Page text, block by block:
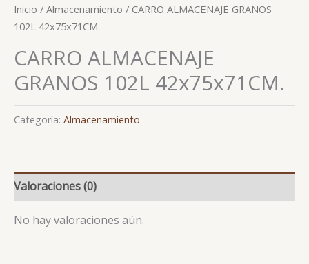
Inicio / Almacenamiento / CARRO ALMACENAJE GRANOS
102L 42x75x71CM.
CARRO ALMACENAJE
GRANOS 102L 42x75x71CM.
Categoría: Almacenamiento
Valoraciones (0)
No hay valoraciones aún.